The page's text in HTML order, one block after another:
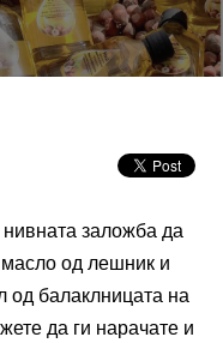
заложба да
од лешник и
од балаклницата на
да ги нарачате и